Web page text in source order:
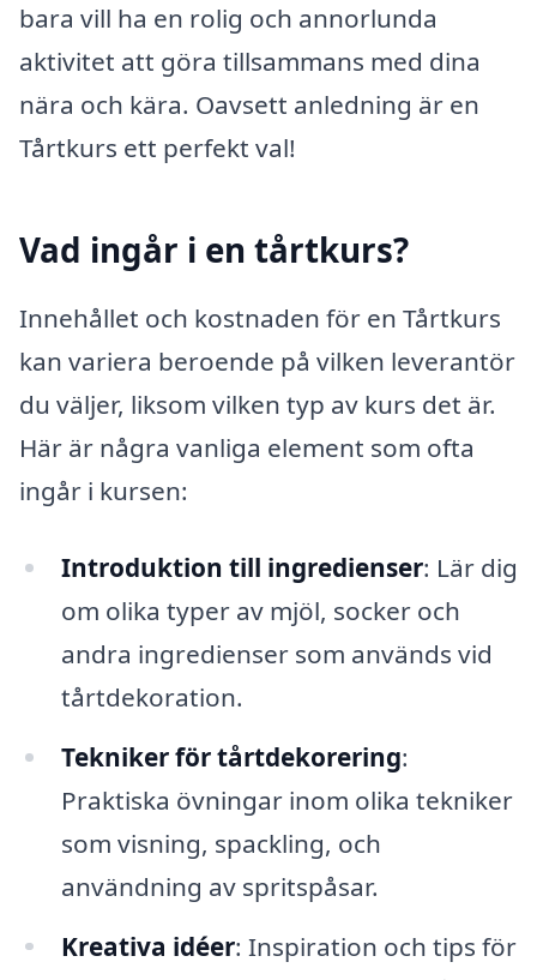
bara vill ha en rolig och annorlunda
aktivitet att göra tillsammans med dina
nära och kära. Oavsett anledning är en
Tårtkurs ett perfekt val!
Vad ingår i en tårtkurs?
Innehållet och kostnaden för en Tårtkurs
kan variera beroende på vilken leverantör
du väljer, liksom vilken typ av kurs det är.
Här är några vanliga element som ofta
ingår i kursen:
Introduktion till ingredienser: Lär dig
om olika typer av mjöl, socker och
andra ingredienser som används vid
tårtdekoration.
Tekniker för tårtdekorering:
Praktiska övningar inom olika tekniker
som visning, spackling, och
användning av spritspåsar.
Kreativa idéer: Inspiration och tips för